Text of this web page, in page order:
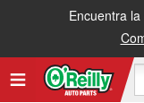
Encuentra